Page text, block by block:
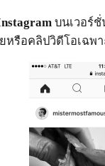
บนเวอร์
รือคลิปวิดีโอเฉพ